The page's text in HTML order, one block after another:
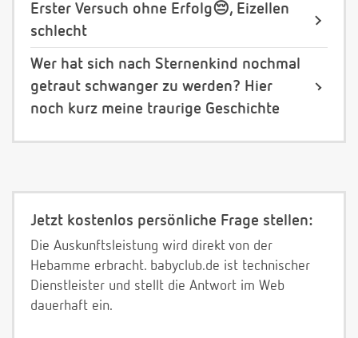
Erster Versuch ohne Erfolg😔, Eizellen
schlecht
Wer hat sich nach Sternenkind nochmal
getraut schwanger zu werden? Hier
noch kurz meine traurige Geschichte
Jetzt kostenlos persönliche Frage stellen:
Die Auskunftsleistung wird direkt von der
Hebamme erbracht. babyclub.de ist technischer
Dienstleister und stellt die Antwort im Web
dauerhaft ein.